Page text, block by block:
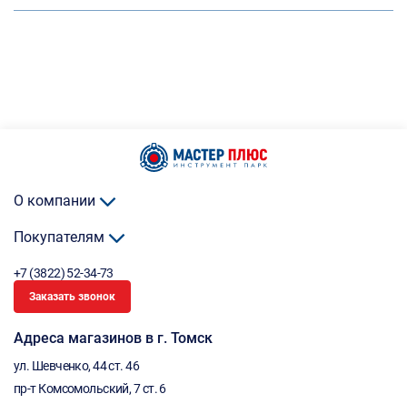
О компании
Покупателям
+7 (3822) 52-34-73
Заказать звонок
Адреса магазинов в г. Томск
ул. Шевченко, 44 ст. 46
пр-т Комсомольский, 7 ст. 6